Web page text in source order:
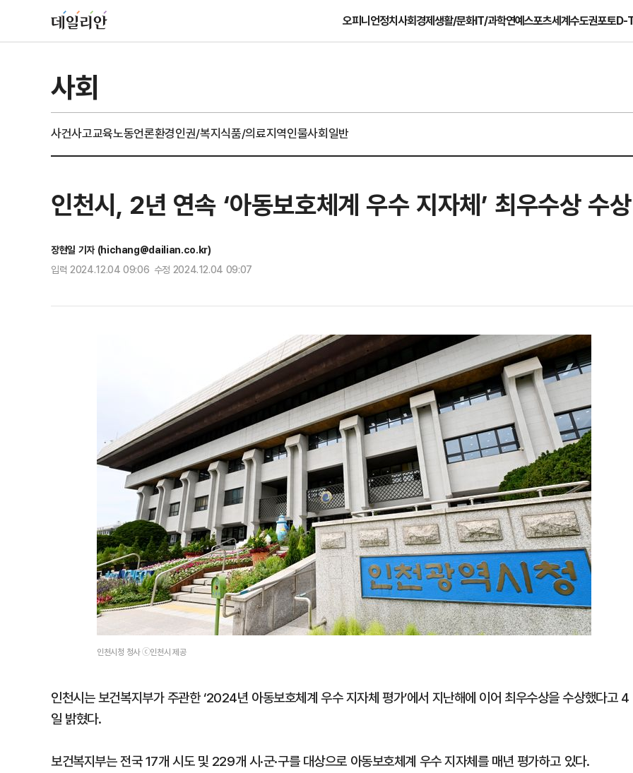
오피니언정치사회경제생활/문화IT/과학연예스포츠세계수도권포토D-
사회
사건사고교육노동언론환경인권/복지식품/의료지역인물사회일반
인천시, 2년 연속 ‘아동보호체계 우수 지자체’ 최우수상 수상
장현일 기자 (hichang@dailian.co.kr)
입력 2024.12.04 09:06 수정 2024.12.04 09:07
인천시청 청사 ⓒ인천시 제공
인천시는 보건복지부가 주관한 ‘2024년 아동보호체계 우수 지자체 평가’에서 지난해에 이어 최우수상을 수상했다고 4
일 밝혔다.
보건복지부는 전국 17개 시도 및 229개 시·군·구를 대상으로 아동보호체계 우수 지자체를 매년 평가하고 있다.